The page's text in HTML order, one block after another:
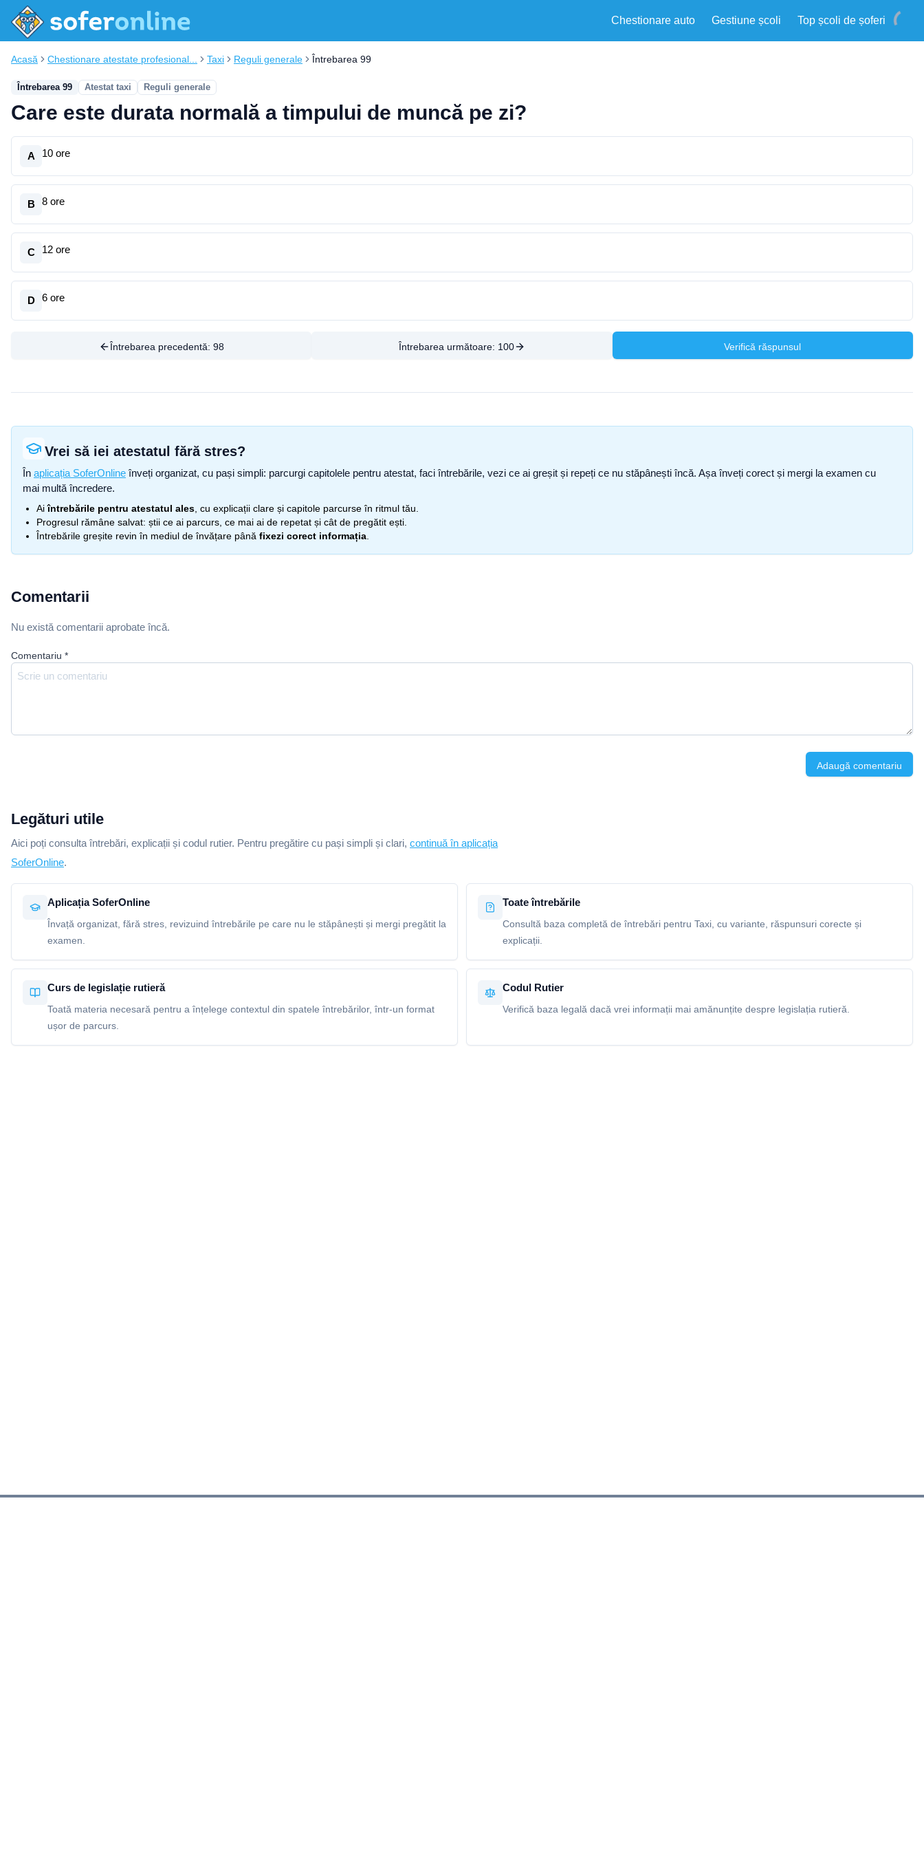
Chestionare auto Gestiune școli Top școli de șoferi
Acasă Chestionare atestate profesional... Taxi Reguli generale Întrebarea 99
Întrebarea 99 Atestat taxi Reguli generale
Care este durata normală a timpului de muncă pe zi?
A 10 ore
B 8 ore
C 12 ore
D 6 ore
Întrebarea precedentă: 98 Întrebarea următoare: 100 Verifică răspunsul
Vrei să iei atestatul fără stres?
În aplicația SoferOnline înveți organizat, cu pași simpli: parcurgi capitolele pentru atestat, faci întrebările, vezi ce ai greșit și repeți ce nu stăpânești încă. Așa înveți corect și mergi la examen cu
mai multă încredere.
Aiîntrebările pentru atestatul ales , cu explicații clare și capitole parcurse în ritmul tău.
Progresul rămâne salvat: știi ce ai parcurs, ce mai ai de repetat și cât de pregătit ești.
Întrebările greșite revin în mediul de învățare până fixezi corect informația
Comentarii
Nu există comentarii aprobate încă.
Comentariu *
Adaugă comentariu
Legături utile
Aici poți consulta întrebări, explicații și codul rutier. Pentru pregătire cu pași simpli și clari, continuă în aplicația
SoferOnline.
Aplicația SoferOnline
Învață organizat, fără stres, revizuind întrebările pe care nu le stăpânești și mergi pregătit la
examen.
Toate întrebările
Consultă baza completă de întrebări pentru Taxi, cu variante, răspunsuri corecte și
explicații.
Curs de legislație rutieră
Toată materia necesară pentru a înțelege contextul din spatele întrebărilor, într-un format
ușor de parcurs.
Codul Rutier
Verifică baza legală dacă vrei informații mai amănunțite despre legislația rutieră.